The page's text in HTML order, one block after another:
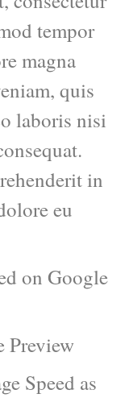
tempor
magna
quis
laboris nisi
in
eu
on Google
Preview
Speed as